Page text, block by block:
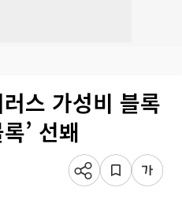
스 가성비 블록
’ 선봬